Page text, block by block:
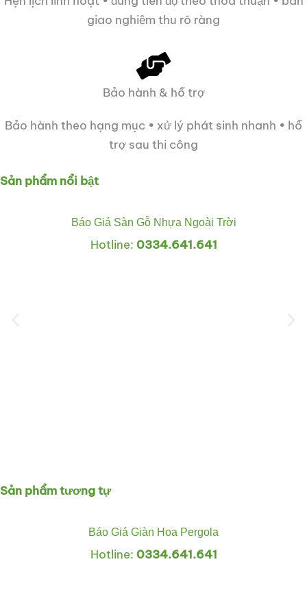
giao nghiệm thu rõ ràng
Bảo hành & hỗ trợ
Bảo hành theo hạng mục • xử lý phát sinh nhanh • hỗ
trợ sau thi công
Sản phẩm nổi bật
Báo Giá Sàn Gỗ Nhựa Ngoài Trời
Hotline: 0334.641.641
Sản phẩm tương tự
Báo Giá Giàn Hoa Pergola
Hotline: 0334.641.641